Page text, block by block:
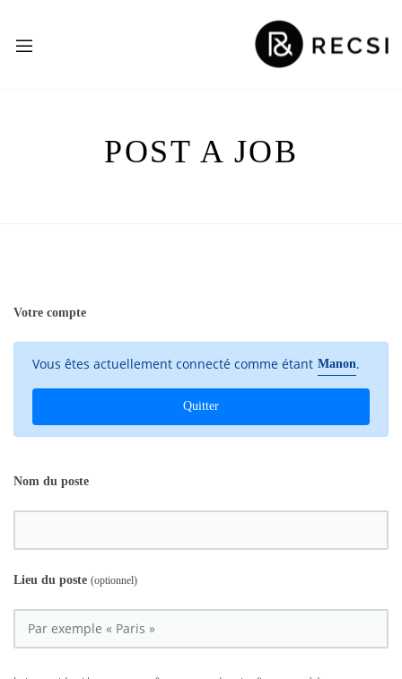
POST A JOB
Votre compte
Vous êtes actuellement connecté comme étant Manon.
Quitter
Nom du poste
Lieu du poste (optionnel)